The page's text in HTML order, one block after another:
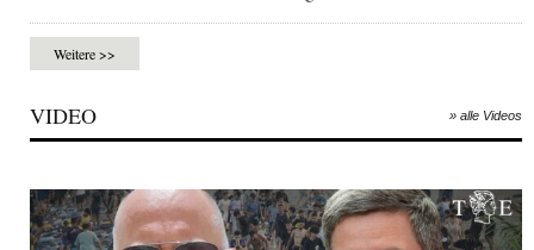
Weitere >>
VIDEO » alle Videos